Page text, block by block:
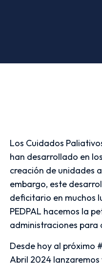
Los Cuidados
han desarrollado en
creación de unidades
embargo, este
deficitario en muchos
PEDPAL hacemos la
administraciones para
Desde hoy al próximo
Abril 2024